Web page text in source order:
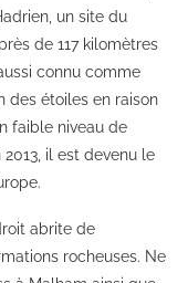
un site du
de 117 kilomètres
connu comme
des étoiles en raison
faible niveau de
il est devenu le
abrite de
rocheuses. Ne